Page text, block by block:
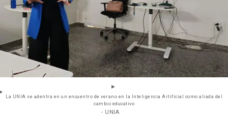
La UNIA se adentra en un encuentro de verano en la Inteligencia Artificial como aliada del
cambio educativo
- UNIA